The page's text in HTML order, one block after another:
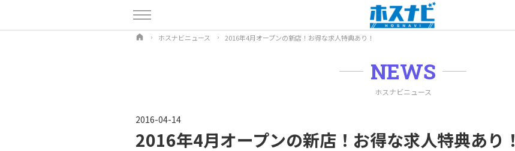
ホスナビニュース 2016年4月オープンの新店！お得な求人特典あり！
NEWS
ホスナビニュース
2016-04-14
2016年4月オープンの新店！お得な求人特典あり！